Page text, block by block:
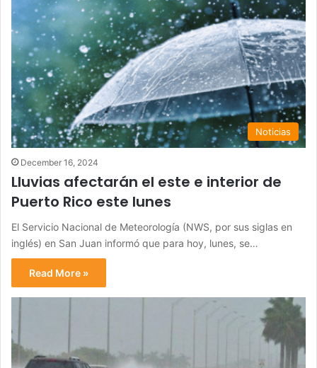
Noticias
December 16, 2024
Lluvias afectarán el este e interior de
Puerto Rico este lunes
El Servicio Nacional de Meteorología (NWS, por sus siglas en
inglés) en San Juan informó que para hoy, lunes, se…
Read More »